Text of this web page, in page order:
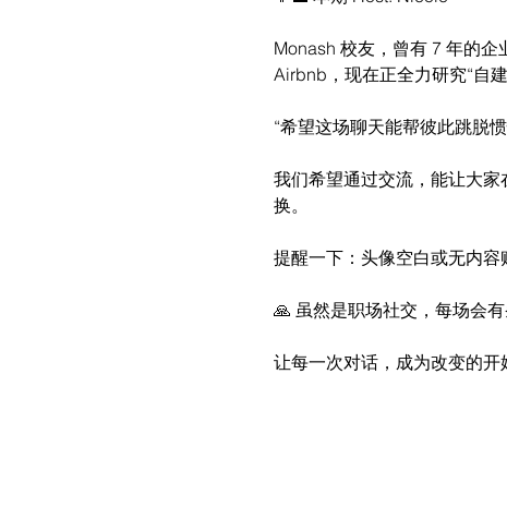
Monash 校友，曾有 7 年的
Airbnb，现在正全力研究“自
“希望这场聊天能帮彼此跳脱
我们希望通过交流，能让大
换。
提醒一下：头像空白或无内容
🙏 虽然是职场社交，每场会
让每一次对话，成为改变的开